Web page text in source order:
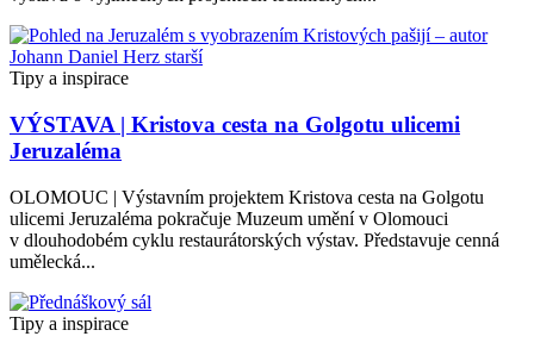
Tipy a inspirace
VÝSTAVA | Kristova cesta na Golgotu ulicemi
Jeruzaléma
OLOMOUC | Výstavním projektem Kristova cesta na Golgotu
ulicemi Jeruzaléma pokračuje Muzeum umění v Olomouci
v dlouhodobém cyklu restaurátorských výstav. Představuje cenná
umělecká...
Tipy a inspirace